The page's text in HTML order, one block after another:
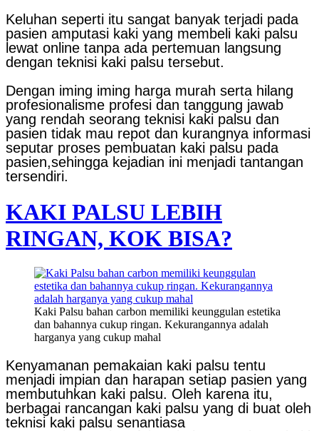
Keluhan seperti itu sangat banyak terjadi pada
pasien amputasi kaki yang membeli kaki palsu
lewat online tanpa ada pertemuan langsung
dengan teknisi kaki palsu tersebut.
Dengan iming iming harga murah serta hilang
profesionalisme profesi dan tanggung jawab
yang rendah seorang teknisi kaki palsu dan
pasien tidak mau repot dan kurangnya informasi
seputar proses pembuatan kaki palsu pada
pasien,sehingga kejadian ini menjadi tantangan
tersendiri.
KAKI PALSU LEBIH
RINGAN, KOK BISA?
Kaki Palsu bahan carbon memiliki keunggulan estetika
dan bahannya cukup ringan. Kekurangannya adalah
harganya yang cukup mahal
Kenyamanan pemakaian kaki palsu tentu
menjadi impian dan harapan setiap pasien yang
membutuhkan kaki palsu. Oleh karena itu,
berbagai rancangan kaki palsu yang di buat oleh
teknisi kaki palsu senantiasa